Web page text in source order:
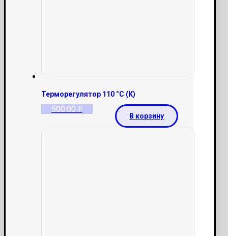
Терморегулятор 110 °С (К)
500.00 Р
В корзину